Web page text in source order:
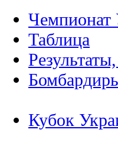
Чемпионат
Таблица
Кубок